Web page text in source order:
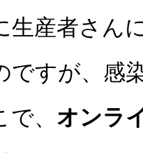
生産者さん
ですが、感
、 オンラ